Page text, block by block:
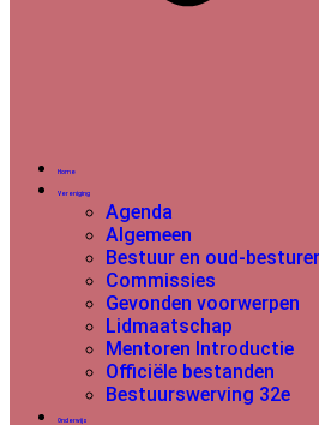
Home
Vereniging
Agenda
Algemeen
Bestuur en oud-
Commissies
Gevonden voorwerpen
Lidmaatschap
Mentoren Introductie
Officiële bestanden
Bestuurswerving 32e
Onderwijs